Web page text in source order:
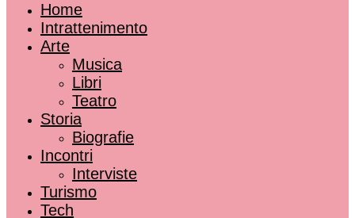
Home
Intrattenimento
Arte
Musica
Libri
Teatro
Storia
Biografie
Incontri
Interviste
Turismo
Tech